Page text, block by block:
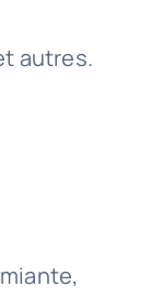
autres.